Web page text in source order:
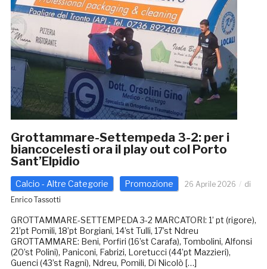
Grottammare-Settempeda 3-2: per i
biancocelesti ora il play out col Porto
Sant’Elpidio
Calcio - Altre Categorie Promozione 26 Aprile 2026
di
Enrico Tassotti
GROTTAMMARE-SETTEMPEDA 3-2 MARCATORI: 1’ pt (rigore),
21’pt Pomili, 18’pt Borgiani, 14’st Tulli, 17’st Ndreu
GROTTAMMARE: Beni, Porfiri (16’st Carafa), Tombolini, Alfonsi
(20’st Polini), Paniconi, Fabrizi, Loretucci (44’pt Mazzieri),
Guenci (43’st Ragni), Ndreu, Pomili, Di Nicolò […]